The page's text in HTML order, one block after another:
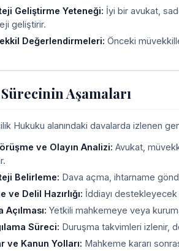
Geliştirme Yeteneği: İyi bir avukat,
geliştirir.
Değerlendirmeleri: Önceki
Aşamaları
Hukuku alanındaki davalarda izlenen
ve Olayın Analizi: Avukat,
Belirleme: Dava açma, ihtarname
ve Delil Hazırlığı: İddiayı
Açılması: Yetkili mahkemeye veya
Süreci: Duruşma takvimleri izlenir,
ve Kanun Yolları: Mahkeme kararı